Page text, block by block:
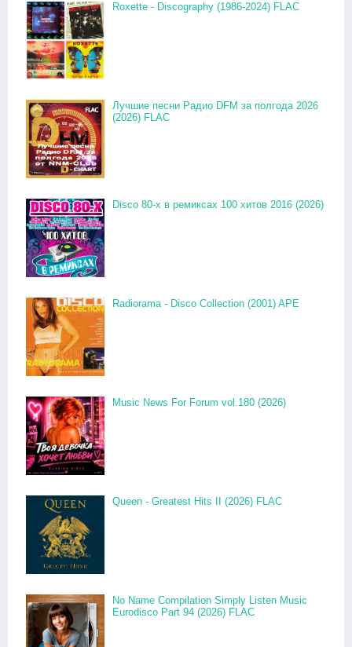
Roxette - Discography (1986-2024) FLAC
Лучшие песни Радио DFM за полгода 2026
(2026) FLAC
Disco 80-x в ремиксах 100 хитов 2016 (2026)
Radiorama - Disco Collection (2001) APE
Music News For Forum vol.180 (2026)
Queen - Greatest Hits II (2026) FLAC
No Name Compilation Simply Listen Music
Eurodisco Part 94 (2026) FLAC